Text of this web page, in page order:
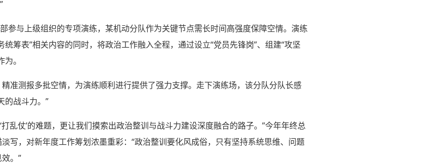
参与上级组织的专项演练，某机动分队作为关键节点需长时间高强度保障空情。演练
筹表”相关内容的同时，将政治工作融入全程，通过设立“党员先锋岗”、组建“攻坚
。
准测报多批空情，为演练顺利进行提供了强力支撑。走下演练场，该分队分队长感
的战斗力。”
打乱仗’的难题，更让我们摸索出政治整训与战斗力建设深度融合的路子。”今年年终总
写，对新年度工作筹划浓墨重彩：“政治整训要化风成俗，只有坚持系统思维、问题
。”